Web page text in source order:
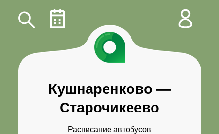
Кушнаренково —
Старочикеево
Расписание автобусов